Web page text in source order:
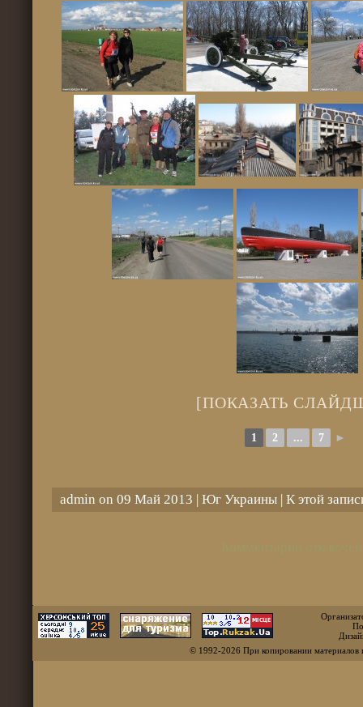
[ПОКАЗАТЬ
1 2 ... 7 ►
admin on 09 Май 2013 | Юг Украины| К этой
© 1992-2026 При копировании материалов